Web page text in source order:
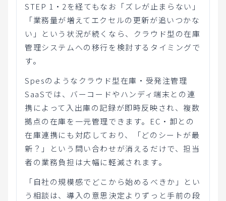
STEP 1・2を経てもなお「ズレが止まらない」
「業務量が増えてエクセルの更新が追いつかな
い」という状況が続くなら、クラウド型の在庫
管理システムへの移行を検討するタイミングで
す。
Spesのようなクラウド型在庫・受発注管理
SaaSでは、バーコードやハンディ端末との連
携によって入出庫の記録が即時反映され、複数
拠点の在庫を一元管理できます。EC・卸との
在庫連携にも対応しており、「どのシートが最
新？」という問い合わせが消えるだけで、担当
者の業務負担は大幅に軽減されます。
「自社の規模感でどこから始めるべきか」とい
う相談は、導入の意思決定よりずっと手前の段